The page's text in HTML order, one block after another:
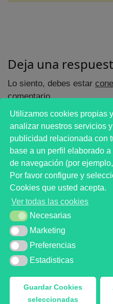
Deja una
Lo siento, debes estar
comentario.
Primer analista bursátil
que ayuda a la decisión |
markets analyst
system.
MARKT ADVISOR ® 2016
de Activos Cotizados
Utilizamos cookies propias
analizar nuestros servicios
publicidad relacionada con
base a un perfil elaborado
de navegación (por
Por favor configure y
Cookies que usted acepta.
Ver todas las cookies
NecesariasNecesarias
MarketingMarketing
Preferencias
Preferencias
Estadisticas
Estadisticas
Guardar Cookies
seleccionadas